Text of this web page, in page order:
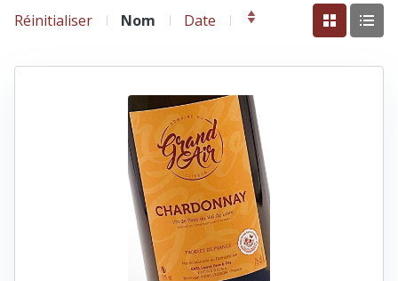
Réinitialiser Nom Date